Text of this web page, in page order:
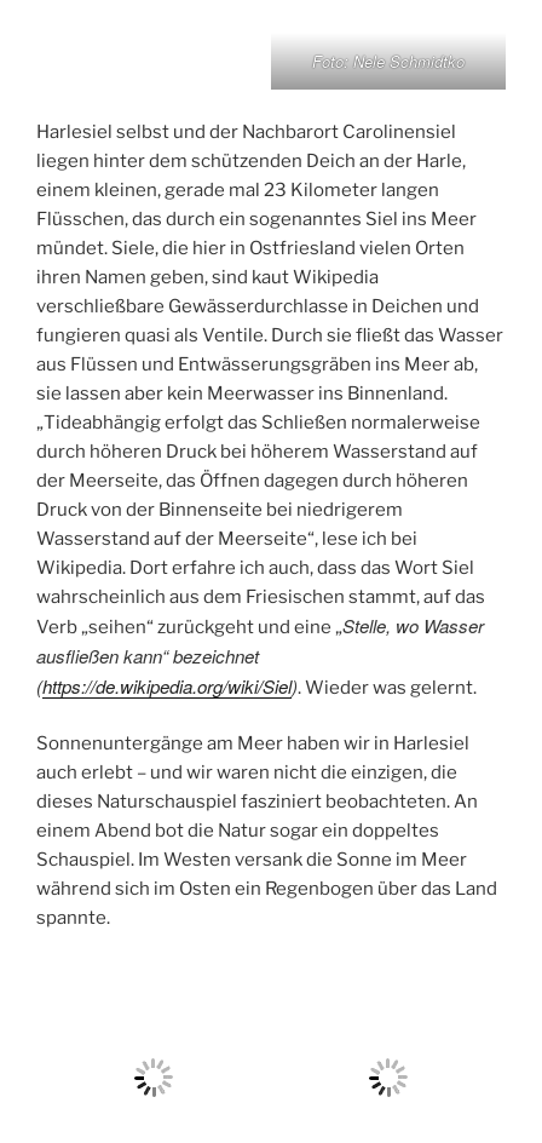
Foto: Nele Schmidtko
Harlesiel selbst und der Nachbarort Carolinensiel
liegen hinter dem schützenden Deich an der Harle,
einem kleinen, gerade mal 23 Kilometer langen
Flüsschen, das durch ein sogenanntes Siel ins Meer
mündet. Siele, die hier in Ostfriesland vielen Orten
ihren Namen geben, sind kaut Wikipedia
verschließbare Gewässerdurchlasse in Deichen und
fungieren quasi als Ventile. Durch sie fließt das Wasser
aus Flüssen und Entwässerungsgräben ins Meer ab,
sie lassen aber kein Meerwasser ins Binnenland.
„Tideabhängig erfolgt das Schließen normalerweise
durch höheren Druck bei höherem Wasserstand auf
der Meerseite, das Öffnen dagegen durch höheren
Druck von der Binnenseite bei niedrigerem
Wasserstand auf der Meerseite“, lese ich bei
Wikipedia. Dort erfahre ich auch, dass das Wort Siel
wahrscheinlich aus dem Friesischen stammt, auf das
Verb „seihen“ zurückgeht und eine „Stelle, wo Wasser
ausfließen kann“ bezeichnet
(https://de.wikipedia.org/wiki/Siel). Wieder was gelernt.
Sonnenuntergänge am Meer haben wir in Harlesiel
auch erlebt – und wir waren nicht die einzigen, die
dieses Naturschauspiel fasziniert beobachteten. An
einem Abend bot die Natur sogar ein doppeltes
Schauspiel. Im Westen versank die Sonne im Meer
während sich im Osten ein Regenbogen über das Land
spannte.